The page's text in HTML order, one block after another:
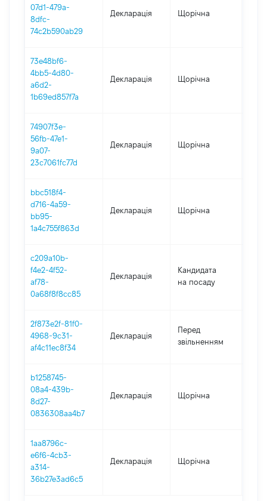
07d1-479a-
8dfc-
74c2b590ab29
Декларація Щорічна
73e48bf6-
4bb5-4d80-
a6d2-
1b69ed857f7a
Декларація Щорічна
74907f3e-
56fb-47e1-
9a07-
23c7061fc77d
Декларація Щорічна
bbc518f4-
d716-4a59-
bb95-
1a4c755f863d
Декларація Щорічна
c209a10b-
f4e2-4f52-
af78-
0a68f8f8cc85
Декларація
Кандидата
на посаду
2f873e2f-81f0-
4968-9c31-
af4c11ec8f34
Декларація
Перед
звільненням
b1258745-
08a4-439b-
8d27-
0836308aa4b7
Декларація Щорічна
1aa8796c-
e6f6-4cb3-
a314-
36b27e3ad6c5
Декларація Щорічна